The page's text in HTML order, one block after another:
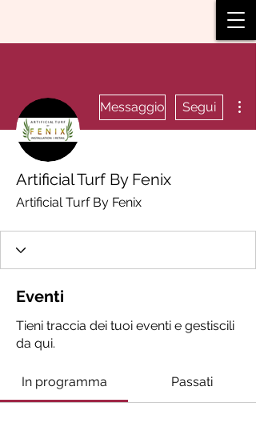
Messaggio Segui
Artificial Turf By Fenix
Artificial Turf By Fenix
Eventi
Tieni traccia dei tuoi eventi e gestiscili
da qui.
In programma Passati